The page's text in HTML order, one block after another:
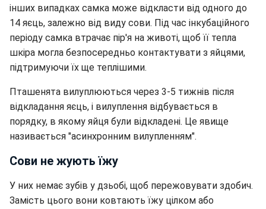
інших випадках самка може відкласти від одного до
14 яєць, залежно від виду сови. Під час інкубаційного
періоду самка втрачає пір'я на животі, щоб її тепла
шкіра могла безпосередньо контактувати з яйцями,
підтримуючи їх ще теплішими.
Пташенята вилуплюються через 3-5 тижнів після
відкладання яєць, і вилуплення відбувається в
порядку, в якому яйця були відкладені. Це явище
називається "асинхронним вилупленням".
Сови не жують їжу
У них немає зубів у дзьобі, щоб пережовувати здобич.
Замість цього вони ковтають їжу цілком або